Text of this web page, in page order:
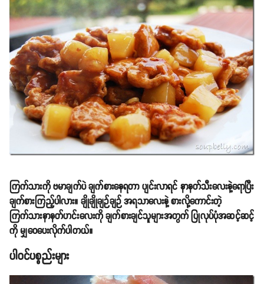
ကြက်သားကို ဗမာချက်ပဲ ချက်စားနေရတာ ပျင်းလာရင် နာနတ်သီးလေးနဲ့ရောပြီး
ချက်စားကြည့်ပါလား။ ချိုချိုချဉ်ချဉ် အရသာလေးနဲ့ စားလို့ကောင်းတဲ့
ကြက်သားနာနတ်ဟင်းလေးကို ချက်စားချင်သူများအတွက် ပြုလုပ်ပုံအဆင့်ဆင့်
ကို မျှဝေပေးလိုက်ပါတယ်။
ပါဝင်ပစ္စည်းများ